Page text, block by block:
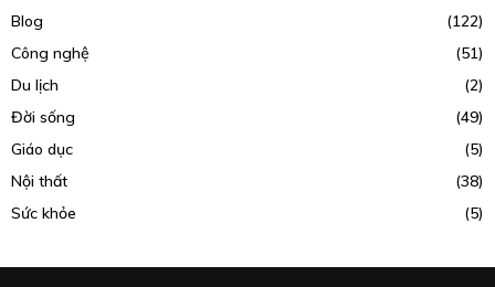
Blog
(122)
Công nghệ
(51)
Du lịch
(2)
Đời sống
(49)
Giáo dục
(5)
Nội thất
(38)
Sức khỏe
(5)